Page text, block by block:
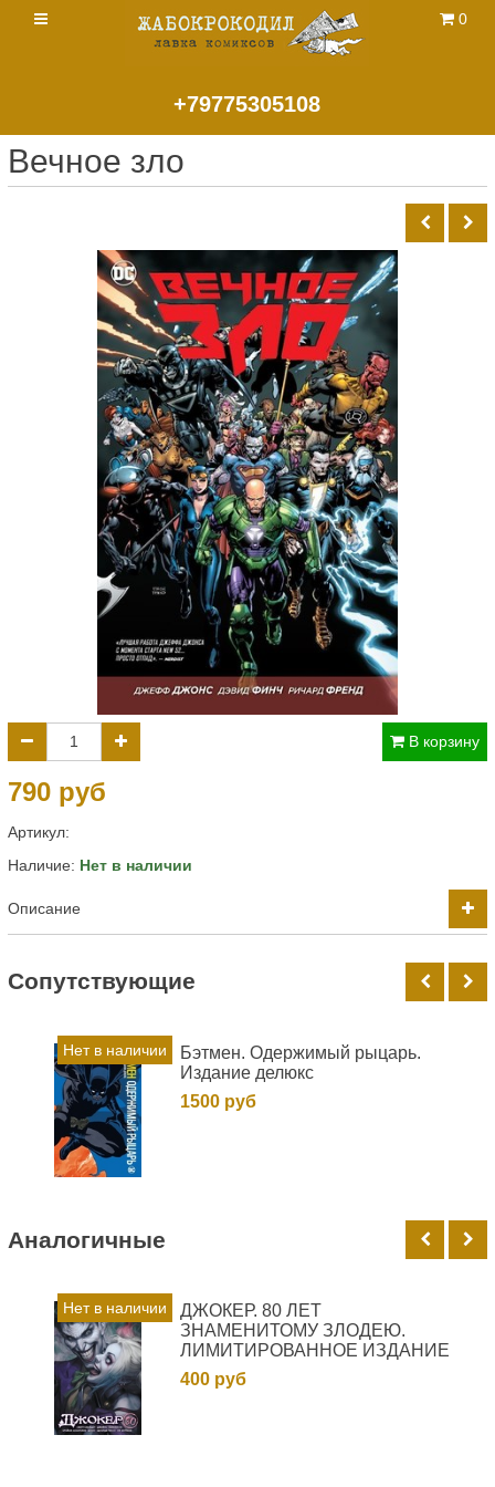
+79775305108
0
Вечное зло
В корзину
790 руб
Артикул:
Наличие: Нет в наличии
Описание
Cопутствующие
Нет в наличии
Бэтмен. Одержимый рыцарь.
Издание делюкс
1500 руб
Аналогичные
Нет в наличии
ДЖОКЕР. 80 ЛЕТ
ЗНАМЕНИТОМУ ЗЛОДЕЮ.
ЛИМИТИРОВАННОЕ ИЗДАНИЕ
400 руб